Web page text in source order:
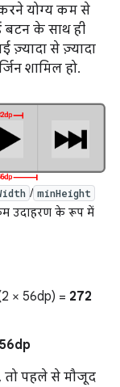
योग्य कम से
बटन के साथ ही
से ज़्यादा
शामिल हो.
/ minHeight
उदाहरण के रूप में
× 56dp) = 272
56dp
पहले से मौजूद